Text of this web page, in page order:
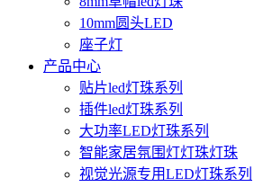
10mm圆头LED
座子灯
产品中心
贴片led灯珠系列
插件led灯珠系列
大功率LED灯珠系列
智能家居氛围灯灯珠灯珠
视觉光源专用LED灯珠系列